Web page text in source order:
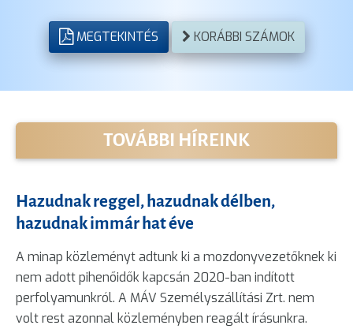
MEGTEKINTÉS KORÁBBI SZÁMOK
TOVÁBBI HÍREINK
Hazudnak reggel, hazudnak délben,
hazudnak immár hat éve
A minap közleményt adtunk ki a mozdonyvezetőknek ki
nem adott pihenőidők kapcsán 2020-ban indított
perfolyamunkról. A MÁV Személyszállítási Zrt. nem
volt rest azonnal közleményben reagált írásunkra.